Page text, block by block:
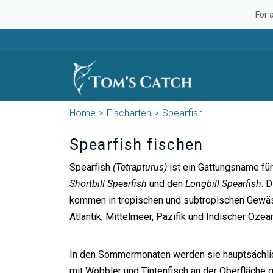
For
Home Fischarten Spearfish
Spearfish fischen
Spearfish (Tetrapturus) ist ein Gattungsname
Shortbill Spearfish und den Longbill Spearfish.
kommen in tropischen und subtropischen
Atlantik, Mittelmeer, Pazifik und Indischer
In den Sommermonaten werden sie